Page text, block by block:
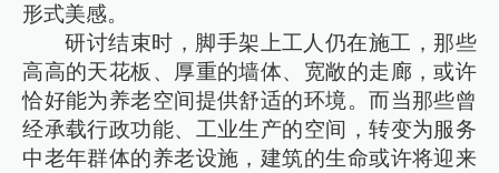
形式美感。
研讨结束时，脚手架上工人仍在施工，那些
高高的天花板、厚重的墙体、宽敞的走廊，或许
恰好能为养老空间提供舒适的环境。而当那些曾
经承载行政功能、工业生产的空间，转变为服务
中老年群体的养老设施，建筑的生命或许将迎来